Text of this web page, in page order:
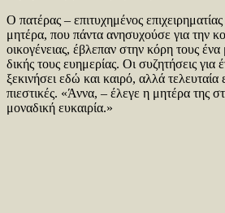
Ο πατέρας – επιτυχημένος
μητέρα, που πάντα ανησυχούσε για την
οικογένειας, έβλεπαν στην κόρη τους ένα
δικής τους ευημερίας. Οι συζητήσεις για
ξεκινήσει εδώ και καιρό, αλλά τελευταία
πιεστικές. «Άννα, – έλεγε η μητέρα της
μοναδική ευκαιρία.»